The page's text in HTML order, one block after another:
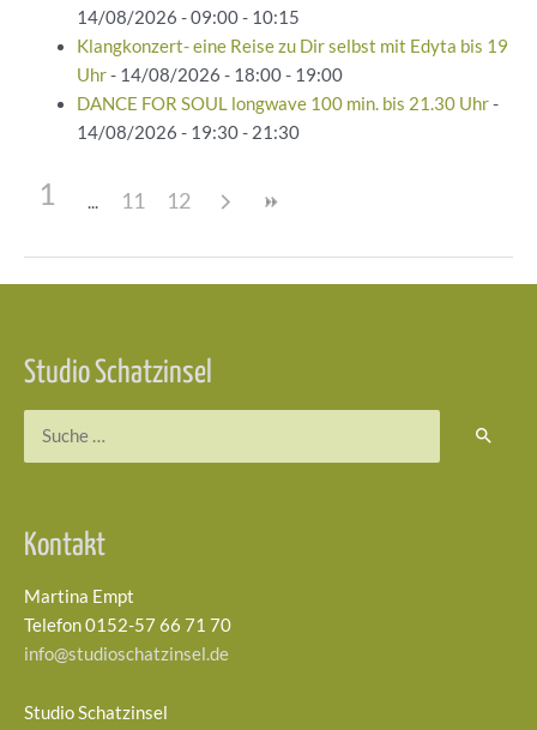
14/08/2026 - 09:00 - 10:15
Klangkonzert- eine Reise zu Dir selbst mit Edyta bis 19
Uhr- 14/08/2026 - 18:00 - 19:00
DANCE FOR SOUL longwave 100 min. bis 21.30 Uhr-
14/08/2026 - 19:30 - 21:30
1 11 12
Studio Schatzinsel
Kontakt
Martina Empt
Telefon 0152-57 66 71 70
info@studioschatzinsel.de
Studio Schatzinsel